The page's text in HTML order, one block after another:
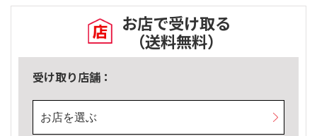
お店で受け取る
（送料無料）
受け取り店舗：
お店を選ぶ